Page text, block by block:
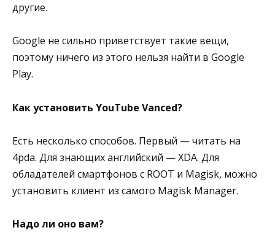
другие.
Google не сильно приветствует такие вещи,
поэтому ничего из этого нельзя найти в Google
Play.
Как установить YouTube Vanced?
Есть несколько способов. Первый — читать на
4pda. Для знающих английский — XDA. Для
обладателей смартфонов с ROOT и Magisk, можно
установить клиент из самого Magisk Manager.
Надо ли оно вам?